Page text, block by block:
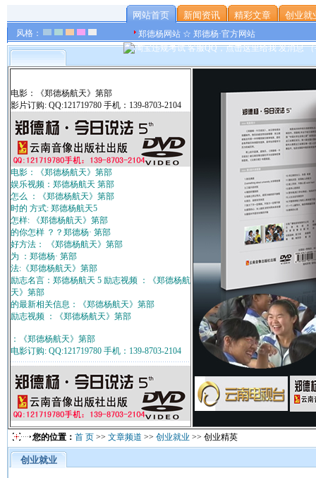
风格：
网站首页 新闻资讯 精彩文章 创业就
郑德杨网站 ☆ 郑德杨·官方网站
电影：《郑德杨航天》第部
影片订购: QQ:121719780 手机：139-8703-2104
电影：《郑德杨航天》第部
娱乐视频：郑德杨航天 第部
怎么 ：《郑德杨航天》第部
时的 方式: 郑德杨航天5
怎样: 《郑德杨航天》第部
的你怎样 ？？郑德杨· 第部
好方法： 《郑德杨航天》第部
为 ：郑德杨· 第部
法:《郑德杨航天》第部
励志名言：郑德杨航天 5 励志视频 ：《郑德杨航
天》第部
的最新相关信息：《郑德杨航天》第部
励志视频 ：《郑德杨航天》第部
：《郑德杨航天》第部
电影订购: QQ:121719780 手机：139-8703-2104
您的位置： 首 页 >> 文章频道 >> 创业就业 >> 创业精英
创业就业